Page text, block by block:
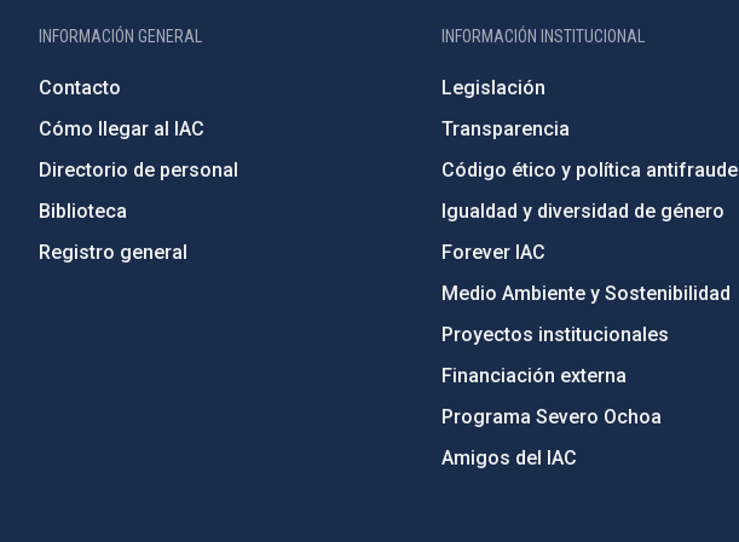
INFORMACIÓN GENERAL
Contacto
Cómo llegar al IAC
Directorio de personal
Biblioteca
Registro general
INFORMACIÓN INSTITUCIONAL
Legislación
Transparencia
Código ético y política antifraude
Igualdad y diversidad de género
Forever IAC
Medio Ambiente y Sostenibilidad
Proyectos institucionales
Financiación externa
Programa Severo Ochoa
Amigos del IAC